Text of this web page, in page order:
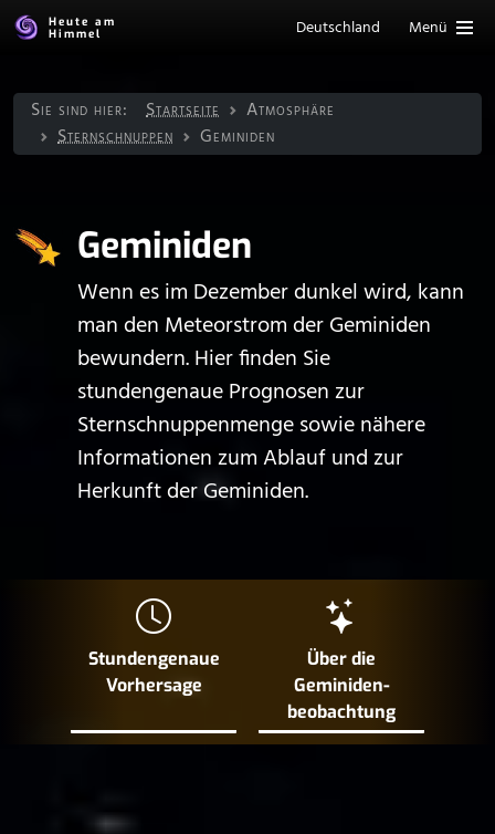
Heute am
Himmel
Deutschland Menü
Sie sind hier: Startseite
Atmosphäre
Sternschnuppen
Geminiden
Geminiden
Wenn es im Dezember dunkel wird, kann
man den Meteorstrom der Geminiden
bewundern. Hier finden Sie
stundengenaue Prognosen zur
Sternschnuppenmenge sowie nähere
Informationen zum Ablauf und zur
Herkunft der Geminiden.
Stundengenaue
Vorhersage
Über die
Geminiden­
beobachtung